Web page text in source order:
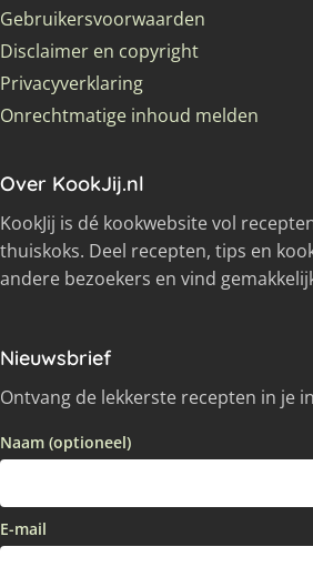
Gebruikersvoorwaarden
Disclaimer en copyright
Privacyverklaring
Onrechtmatige inhoud melden
Over KookJij.nl
KookJij is dé kookwebsite vol
thuiskoks. Deel recepten, tips en
andere bezoekers en vind
Nieuwsbrief
Ontvang de lekkerste recepten in je
Naam (optioneel)
E-mail